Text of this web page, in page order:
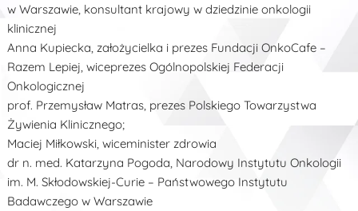
w Warszawie, konsultant krajowy w dziedzinie onkologii
klinicznej
Anna Kupiecka, założycielka i prezes Fundacji OnkoCafe –
Razem Lepiej, wiceprezes Ogólnopolskiej Federacji
Onkologicznej
prof. Przemysław Matras, prezes Polskiego Towarzystwa
Żywienia Klinicznego;
Maciej Miłkowski, wiceminister zdrowia
dr n. med. Katarzyna Pogoda, Narodowy Instytutu Onkologii
im. M. Skłodowskiej-Curie – Państwowego Instytutu
Badawczego w Warszawie